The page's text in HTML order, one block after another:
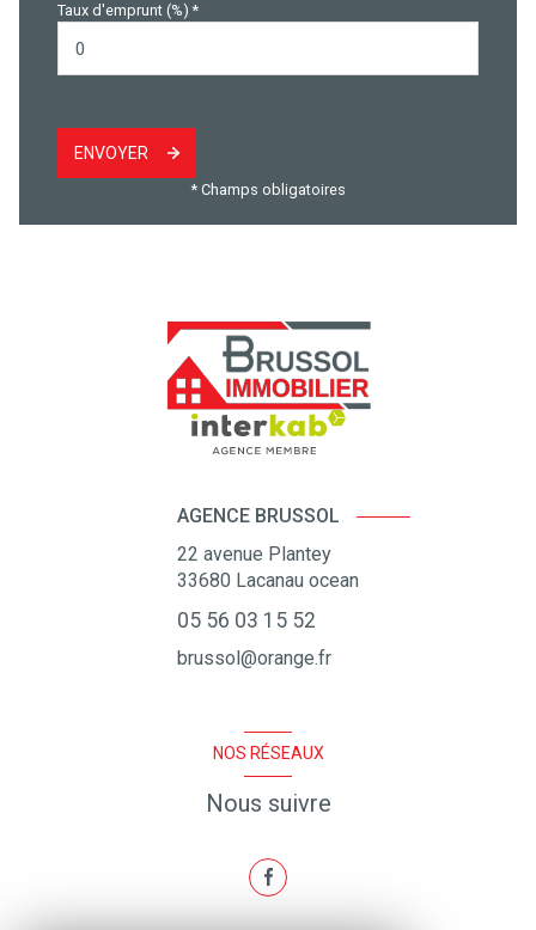
Taux d'emprunt (%) *
ENVOYER
* Champs obligatoires
AGENCE BRUSSOL
22 avenue Plantey
33680 Lacanau ocean
05 56 03 15 52
brussol@orange.fr
NOS RÉSEAUX
Nous suivre